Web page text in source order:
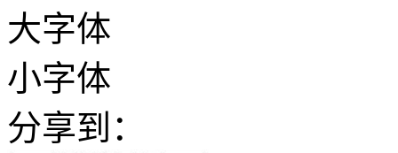
大字体
小字体
分享到：